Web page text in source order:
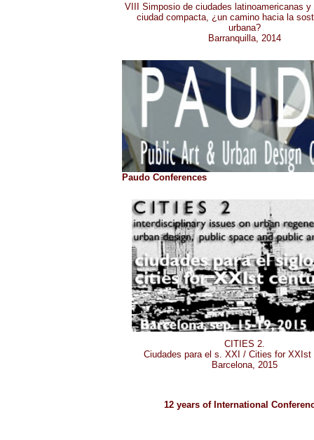
VIII Simposio de ciudades latinoamericanas y
ciudad compacta, ¿un camino hacia la
urbana?
Barranquilla, 2014
Paudo Conferences
CITIES 2.
Ciudades para el s. XXI / Cities for XXIst
Barcelona, 2015
12 years of International